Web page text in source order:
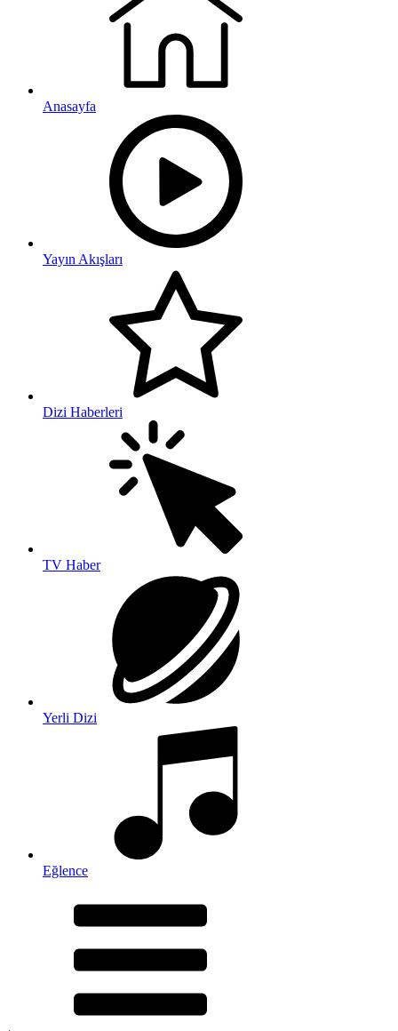
Anasayfa
Yayın Akışları
Dizi Haberleri
TV Haber
Yerli Dizi
Eğlence